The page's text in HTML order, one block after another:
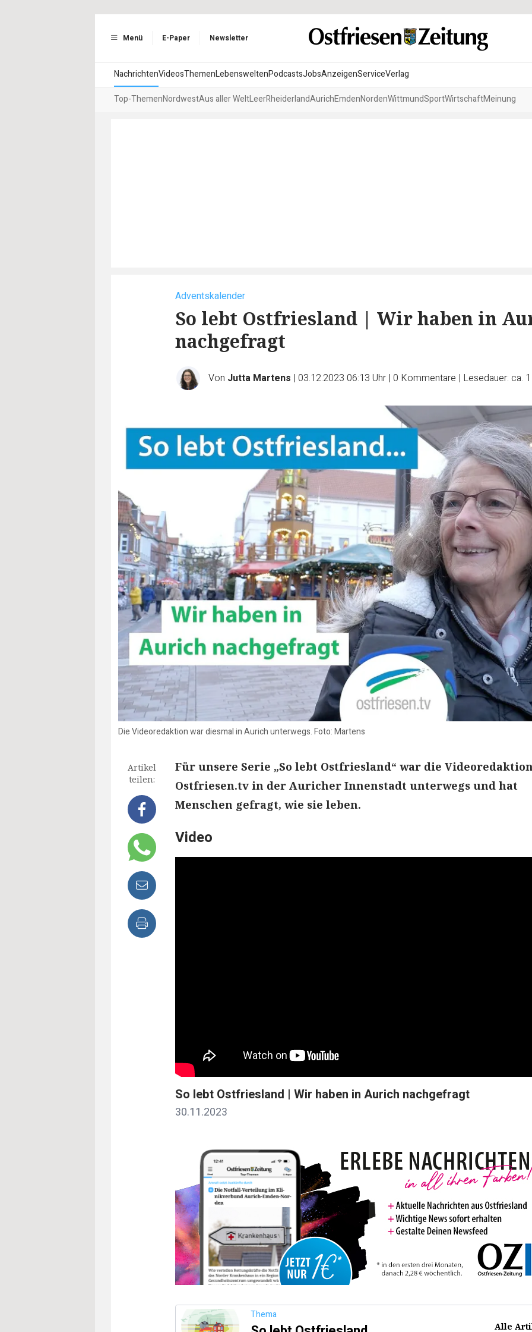
Menü E-Paper Newsletter
NachrichtenVideosThemenLebensweltenPodcastsJobsAnzeigenServiceVerlag
Top-ThemenNordwestAus aller WeltLeerRheiderlandAurichEmdenNordenWittmundSportWirtschaftMeinung
Adventskalender
So lebt Ostfriesland | Wir haben in
nachgefragt
Von Jutta Martens | 03.12.2023 06:13 Uhr | 0 Kommentare | Lesedauer: ca.
Die Videoredaktion war diesmal in Aurich unterwegs. Foto: Martens
Artikel
teilen:
Für unsere Serie „So lebt Ostfriesland“ war die
Ostfriesen.tv in der Auricher Innenstadt unterwegs und hat
Menschen gefragt, wie sie leben.
Video
So lebt Ostfriesland | Wir haben in Aurich nachgefragt
30.11.2023
Thema
Alle